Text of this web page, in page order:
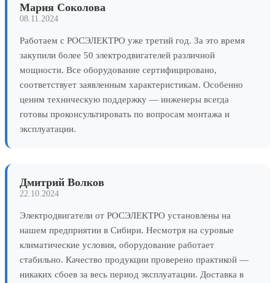
Мария Соколова
08.11.2024
Работаем с РОСЭЛЕКТРО уже третий год. За это время
закупили более 50 электродвигателей различной
мощности. Все оборудование сертифицировано,
соответствует заявленным характеристикам. Особенно
ценим техническую поддержку — инженеры всегда
готовы проконсультировать по вопросам монтажа и
эксплуатации.
Дмитрий Волков
22.10.2024
Электродвигатели от РОСЭЛЕКТРО установлены на
нашем предприятии в Сибири. Несмотря на суровые
климатические условия, оборудование работает
стабильно. Качество продукции проверено практикой —
никаких сбоев за весь период эксплуатации. Доставка в